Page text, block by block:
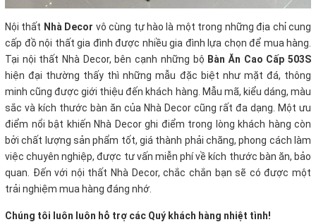
Nội thất Nhà Decor vô cùng tự hào là một trong những địa chỉ cung
cấp đồ nội thất gia đình được nhiều gia đình lựa chọn để mua hàng.
Tại nội thất Nhà Decor, bên cạnh những bộ Bàn Ăn Cao Cấp 503S
hiện đại thường thấy thì những mẫu đặc biệt như mặt đá, thông
minh cũng được giới thiệu đến khách hàng. Mẫu mã, kiểu dáng, màu
sắc và kích thước bàn ăn của Nhà Decor cũng rất đa dạng. Một ưu
điểm nổi bật khiến Nhà Decor ghi điểm trong lòng khách hàng còn
bởi chất lượng sản phẩm tốt, giá thành phải chăng, phong cách làm
việc chuyên nghiệp, được tư vấn miễn phí về kích thước bàn ăn, bảo
quan. Đến với nội thất Nhà Decor, chắc chắn bạn sẽ có được một
trải nghiệm mua hàng đáng nhớ.
Chúng tôi luôn luôn hỗ trợ các Quý khách hàng nhiệt tình!